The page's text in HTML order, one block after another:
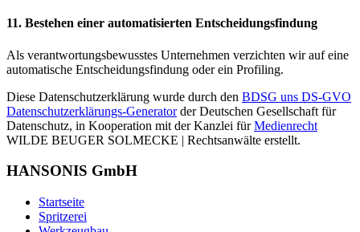
11. Bestehen einer automatisierten Entscheidungsfindung
Als verantwortungsbewusstes Unternehmen verzichten wir auf eine
automatische Entscheidungsfindung oder ein Profiling.
Diese Datenschutzerklärung wurde durch den BDSG uns DS-GVO
Datenschutzerklärungs-Generatorder Deutschen Gesellschaft für
Datenschutz, in Kooperation mit der Kanzlei fürMedienrecht
WILDE BEUGER SOLMECKE | Rechtsanwälte erstellt.
HANSONIS GmbH
Startseite
Spritzerei